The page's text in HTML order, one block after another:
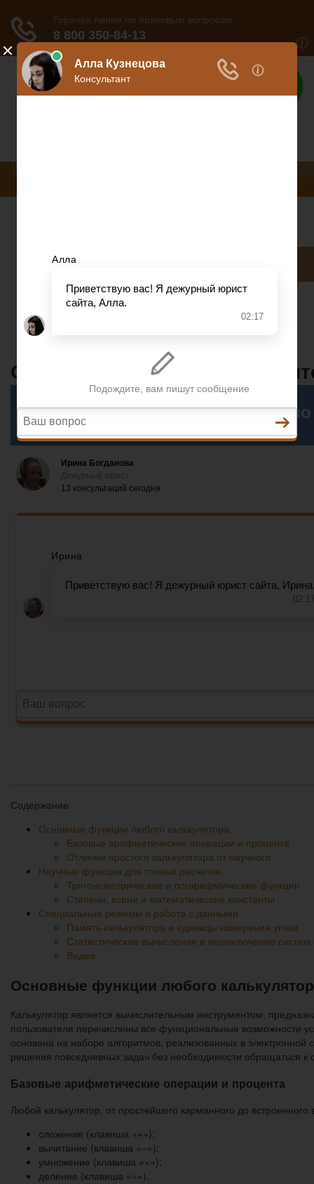
Законы
Разное
Коммерческое право
Консультация юриста
Разное
Основные функции
Содержание
Основные функции любого калькулятора
Базовые арифметические операции и процента
Отличие простого калькулятора от научного
Научные функции для точных расчетов
Тригонометрические и логарифмические функции
Степени, корни и математические константы
Специальные режимы и работа с данными
Память калькулятора и единицы измерения углов
Статистические вычисления и переключение систем
Видео
Основные функции любого
Калькулятор является вычислительным инструментом,
пользователя перечислены все функциональные возможности
основана на наборе алгоритмов, реализованных в
решения повседневных задач без необходимости обращаться
Базовые арифметические операции и процента
Любой калькулятор, от простейшего карманного до
сложение (клавиша «+»);
вычитание (клавиша «−»);
умножение (клавиша «×»);
деление (клавиша «÷»).